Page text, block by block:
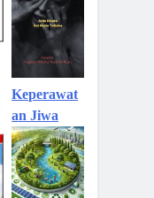
Keperawat
an Jiwa